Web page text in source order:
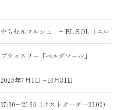
やちむんマルシェ 〜EL SOL（エル・ソル
ブラッスリー「ベルデマール」
2025年7月1日～10月31日
17:30～21:30（ラストオーダー21:00）